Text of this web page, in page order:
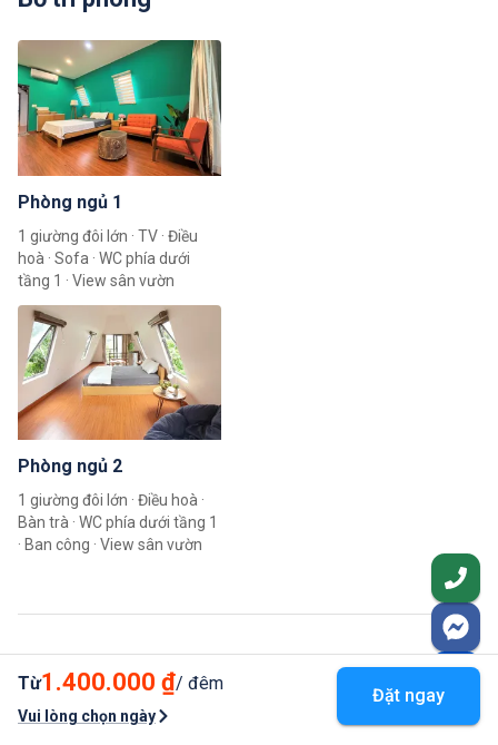
Phòng ngủ 1
1 giường đôi lớn · TV · Điều
hoà · Sofa · WC phía dưới
tầng 1 · View sân vườn
Phòng ngủ 2
1 giường đôi lớn · Điều hoà ·
Bàn trà · WC phía dưới tầng 1
· Ban công · View sân vườn
Giá phòng, lịch trống
Từ1.400.000 ₫/ đêm
Vui lòng chọn ngày
Đặt ngay